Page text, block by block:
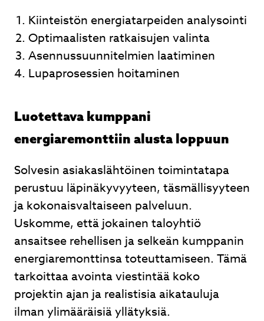
Kiinteistön energiatarpeiden analysointi
Optimaalisten ratkaisujen valinta
Asennussuunnitelmien laatiminen
Lupaprosessien hoitaminen
Luotettava kumppani
energiaremonttiin alusta loppuun
Solvesin asiakaslähtöinen toimintatapa
perustuu läpinäkyvyyteen, täsmällisyyteen
ja kokonaisvaltaiseen palveluun.
Uskomme, että jokainen taloyhtiö
ansaitsee rehellisen ja selkeän kumppanin
energiaremonttinsa toteuttamiseen. Tämä
tarkoittaa avointa viestintää koko
projektin ajan ja realistisia aikatauluja
ilman ylimääräisiä yllätyksiä.